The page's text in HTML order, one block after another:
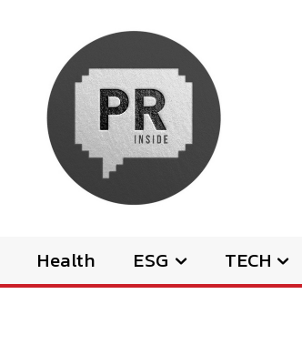
Health ESG TECH